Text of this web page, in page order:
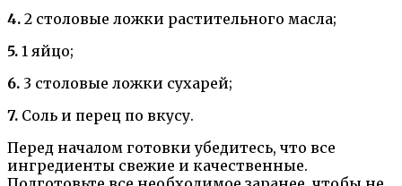
4. 2 столовые ложки растительного масла;
5. 1 яйцо;
6. 3 столовые ложки сухарей;
7. Соль и перец по вкусу.
Перед началом готовки убедитесь, что все
ингредиенты свежие и качественные.